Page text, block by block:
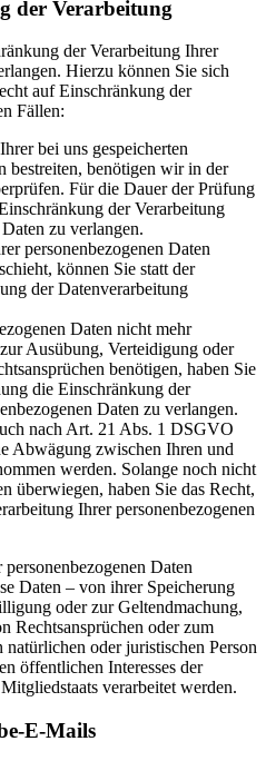
der Verarbeitung
der Verarbeitung Ihrer
Hierzu können Sie sich
auf Einschränkung der
Fällen:
bei uns gespeicherten
bestreiten, benötigen wir in der
Für die Dauer der Prüfung
der Verarbeitung
zu verlangen.
personenbezogenen Daten
können Sie statt der
der Datenverarbeitung
Daten nicht mehr
Ausübung, Verteidigung oder
benötigen, haben Sie
die Einschränkung der
Daten zu verlangen.
nach Art. 21 Abs. 1 DSGVO
Abwägung zwischen Ihren und
werden. Solange noch nicht
überwiegen, haben Sie das Recht,
Ihrer personenbezogenen
Daten
Daten – von ihrer Speicherung
oder zur Geltendmachung,
Rechtsansprüchen oder zum
natürlichen oder juristischen Person
öffentlichen Interesses der
verarbeitet werden.
E-Mails